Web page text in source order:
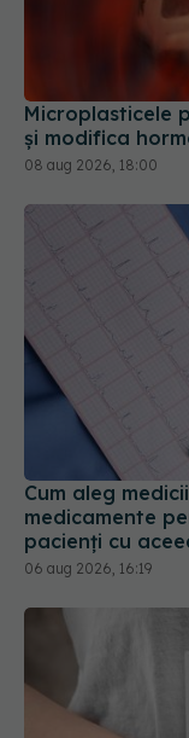
Microplasticele
și modifica
08 aug 2026, 18:00
Cum aleg
medicamente
pacienți cu
tratamente
06 aug 2026, 16:19